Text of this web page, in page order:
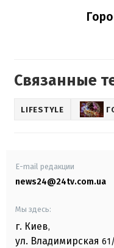
Связанные
LIFESTYLE
E-mail редакции
news24@24tv.com.ua
Мы здесь:
г. Киев,
ул. Владимирская